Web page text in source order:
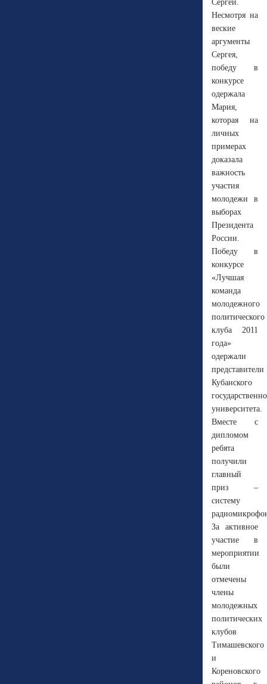
Сергей.
Несмотря на
веские
аргументы
Сергея,
победу в
конкурсе
одержала
Мария,
которая на
личных
примерах
доказала
важность
участия
молодежи в
выборах
Президента
России.
Победу в
конкурсе
«Лучшая
команда
молодежного
политического
клуба 2011
года»
одержали
представители
Кубанского
университета.
Вместе с
дипломом
ребята
получили
главный
приз –
систему
За активное
участие в
мероприятии
были
отмечены
члены
молодежных
политических
клубов
Тимашевского
и
Кореновского